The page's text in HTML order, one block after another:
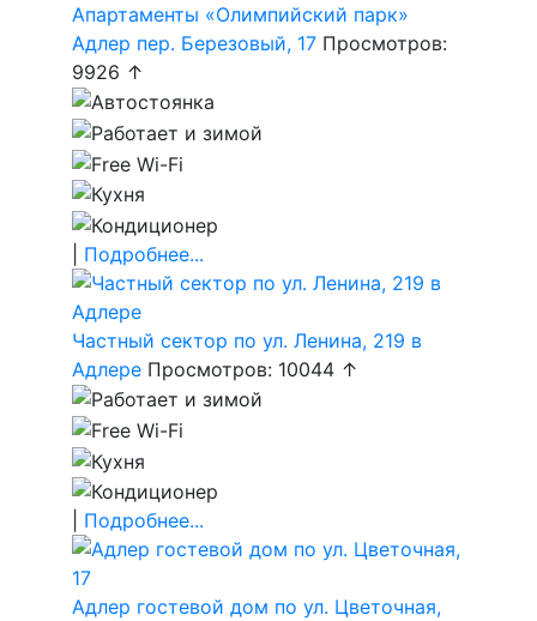
Апартаменты «Олимпийский парк»
Адлер пер. Березовый, 17 Просмотров:
9926 ↑
Подробнее...
Частный сектор по ул. Ленина, 219 в
Адлере Просмотров: 10044 ↑
Подробнее...
Адлер гостевой дом по ул. Цветочная,